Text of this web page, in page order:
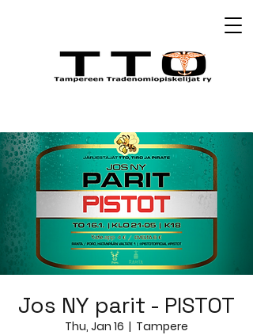
Jos NY parit - PISTOT
Thu, Jan 16
  |
Tampere